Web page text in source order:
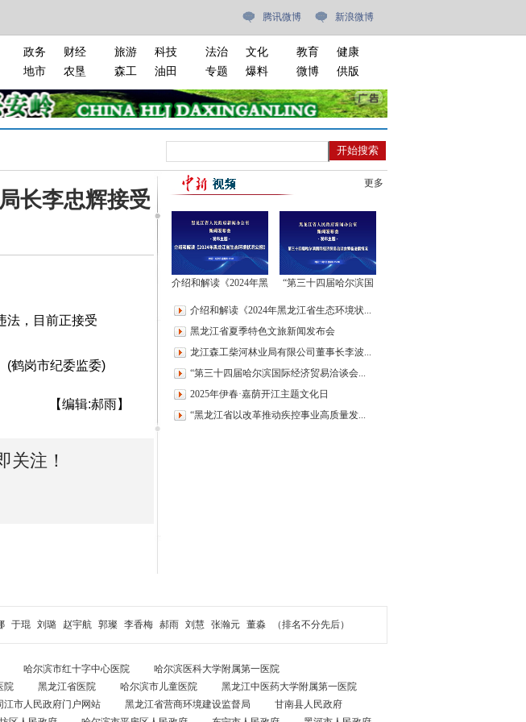
腾讯微博 新浪微博
政务
财经
地市
农垦
旅游
科技
森工
油田
法治
文化
专题
爆料
教育
健康
微博
供版
长李忠辉接受
，目前正接受
(鹤岗市纪委监委)
【编辑:郝雨】
关注！
更多
介绍和解读《2024年黑
报》新闻发布会
“第三十四届哈尔滨国
闻发布会
介绍和解读《2024年黑龙江省生态环境状...
黑龙江省夏季特色文旅新闻发布会
龙江森工柴河林业局有限公司董事长李波...
“第三十四届哈尔滨国际经济贸易洽谈会...
2025年伊春·嘉荫开江主题文化日
“黑龙江省以改革推动疾控事业高质量发...
于琨 刘璐 赵宇航 郭璨 李香梅 郝雨 刘慧 张瀚元 董淼 （排名不分先后）
哈尔滨市红十字中心医院
哈尔滨医科大学附属第一医院
院 黑龙江省医院 哈尔滨市儿童医院
黑龙江中医药大学附属第一医院
江市人民政府门户网站 黑龙江省营商环境建设监督局
甘南县人民政府